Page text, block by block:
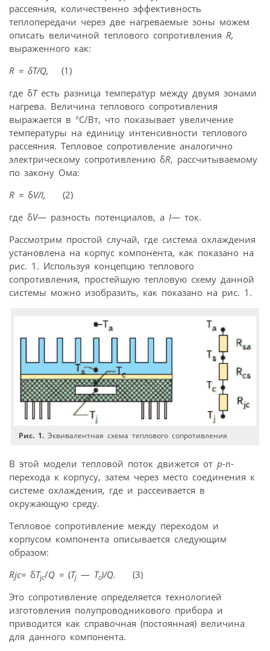
рассеяния, количественно эффективность
теплопередачи через две нагреваемые зоны можем
описать величиной теплового сопротивления R,
выраженного как:
R = δT/Q,
(1)
где δTесть разница температур между двумя зонами
нагрева. Величина теплового сопротивления
выражается в °C/Вт, что показывает увеличение
температуры на единицу интенсивности теплового
рассеяния. Тепловое сопротивление аналогично
электрическому сопротивлению δR, рассчитываемому
по закону Ома:
R = δV/I, (2)
где δV— разность потенциалов, а I— ток.
Рассмотрим простой случай, где система охлаждения
установлена на корпус компонента, как показано на
рис. 1. Используя концепцию теплового
сопротивления, простейшую тепловую схему данной
системы можно изобразить, как показано на рис. 1.
Рис. 1. Эквивалентная схема теплового сопротивления
В этой модели тепловой поток движется от p-n-
перехода к корпусу, затем через место соединения к
системе охлаждения, где и рассеивается в
окружающую среду.
Тепловое сопротивление между переходом и
корпусом компонента описывается следующим
образом:
Rjc= δTjc/Q = (Tj — Tc)/Q. (3)
Это сопротивление определяется технологией
изготовления полупроводникового прибора и
приводится как справочная (постоянная) величина
для данного компонента.